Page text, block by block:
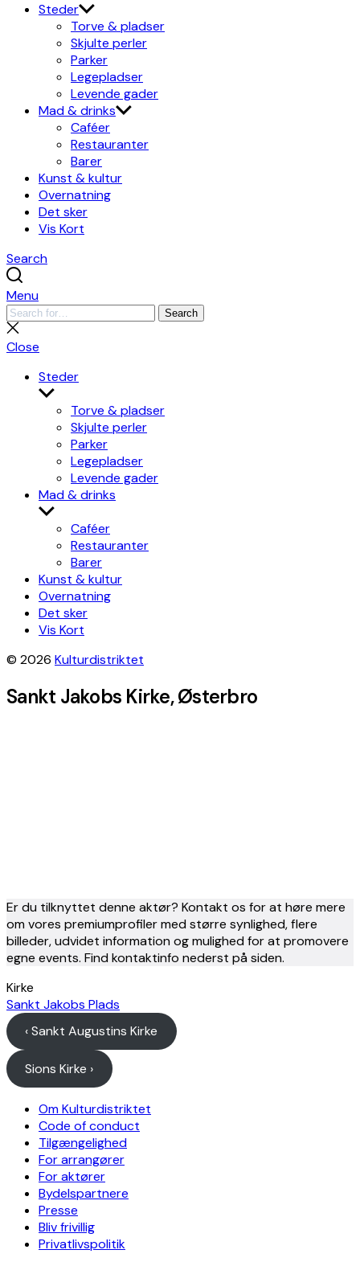
Steder
Torve & pladser
Skjulte perler
Parker
Legepladser
Levende gader
Mad & drinks
Caféer
Restauranter
Barer
Kunst & kultur
Overnatning
Det sker
Vis Kort
Search
Menu
Search
for:
Search
Close
search
Close
Steder
Show
sub
menu
Torve & pladser
Skjulte perler
Parker
Legepladser
Levende gader
Mad & drinks
Show
sub
menu
Caféer
Restauranter
Barer
Kunst & kultur
Overnatning
Det sker
Vis Kort
© 2026 Kulturdistriktet
Sankt Jakobs Kirke, Østerbro
Leaflet| ©OpenStreetMapcontributors, Tiles style byHumanitarian
Er du tilknyttet denne aktør? Kontakt os for at høre mere
om vores premiumprofiler med større synlighed, flere
billeder, udvidet information og mulighed for at promovere
egne events. Find kontaktinfo nederst på siden.
Kirke
Sankt Jakobs Plads
‹ Sankt Augustins Kirke
Sions Kirke ›
Om Kulturdistriktet
Code of conduct
Tilgængelighed
For arrangører
For aktører
Bydelspartnere
Presse
Bliv frivillig
Privatlivspolitik